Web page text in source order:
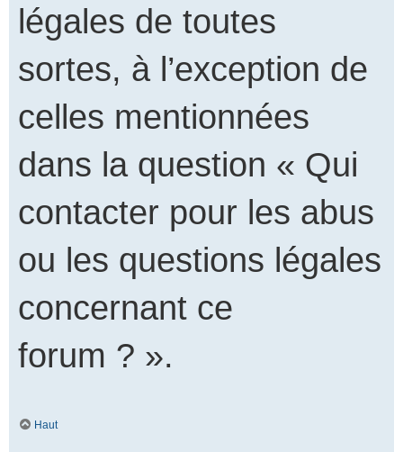
légales de toutes
sortes, à l’exception de
celles mentionnées
dans la question « Qui
contacter pour les abus
ou les questions légales
concernant ce
forum ? ».
Haut